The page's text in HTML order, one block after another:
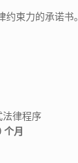
束力的承诺书。
法律程序
个月